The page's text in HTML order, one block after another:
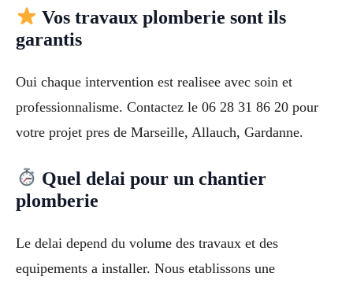
Vos travaux plomberie sont ils
garantis
Oui chaque intervention est realisee avec soin et
professionnalisme. Contactez le 06 28 31 86 20 pour
votre projet pres de Marseille, Allauch, Gardanne.
Quel delai pour un chantier
plomberie
Le delai depend du volume des travaux et des
equipements a installer. Nous etablissons une